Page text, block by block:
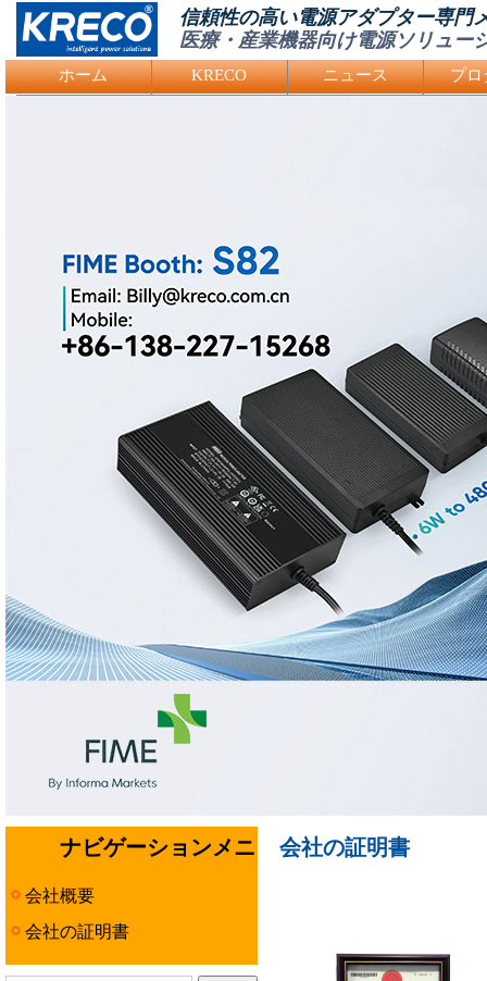
Logo Picture
信頼性の高い電源アダプター専門
医療・産業機器向け電源ソリュー
ホーム KRECO ニュース プロ
ナビゲーションメニ
ュー
会社概要
会社の証明書
会社の証明書